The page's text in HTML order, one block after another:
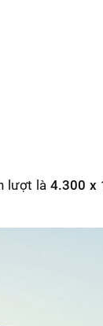
lượt là4.300 x